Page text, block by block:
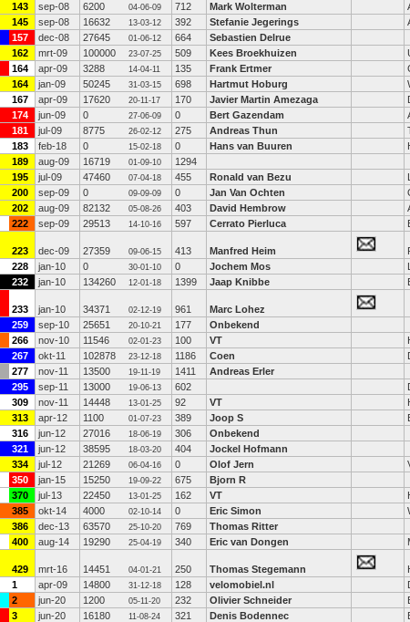
143 sep-08 6200 04-06-09 712 Mark Wolterman
145 sep-08 16632 13-03-12 392 Stefanie Jegerings
157 dec-08 27645 01-06-12 664 Sebastien Delrue
162 mrt-09 100000 23-07-25 509 Kees Broekhuizen
164 apr-09 3288 14-04-11 135 Frank Ertmer
164 jan-09 50245 31-03-15 698 Hartmut Hoburg
167 apr-09 17620 20-11-17 170 Javier Martin Amezaga
174 jun-09 0 27-06-09 0 Bert Gazendam
181 jul-09 8775 26-02-12 275 Andreas Thun
183 feb-18 0 15-02-18 0 Hans van Buuren
189 aug-09 16719 01-09-10
1294
195 jul-09 47460 07-04-18 455 Ronald van Bezu
200 sep-09 0 09-09-09 0 Jan Van Ochten
202 aug-09 82132 05-08-26 403 David Hembrow
222 sep-09 29513 14-10-16 597 Cerrato Pierluca
223 dec-09 27359 09-06-15 413 Manfred Heim
228 jan-10 0 30-01-10 0 Jochem Mos
232 jan-10 134260 12-01-18 1399 Jaap Knibbe
233 jan-10 34371 02-12-19 961 Marc Lohez
259 sep-10 25651 20-10-21 177
Onbekend
266 nov-10 11546 02-01-23 100 VT
267 okt-11 102878 23-12-18 1186 Coen
277 nov-11 13500 19-11-19 1411 Andreas Erler
295 sep-11 13000 19-06-13 602
309 nov-11 14448 13-01-25 92 VT
313 apr-12 1100 01-07-23 389 Joop S
316 jun-12 27016 18-06-19 306
Onbekend
321 jun-12 38595 18-03-20 404 Jockel Hofmann
334 jul-12 21269 06-04-16 0 Olof Jern
350 jan-15 15250 19-09-22 675 Bjorn R
370 jul-13 22450 13-01-25 162 VT
385 okt-14 4000 02-10-14 0 Eric Simon
386 dec-13 63570 25-10-20 769 Thomas Ritter
400 aug-14 19290 25-04-19 340 Eric van Dongen
429 mrt-16 14451 04-01-21 250 Thomas Stegemann
1 apr-09 14800 31-12-18 128 velomobiel.nl
2 jun-20 1200 05-11-20 232 Olivier Schneider
3 jun-20 16180 11-08-24 321 Denis Bodennec